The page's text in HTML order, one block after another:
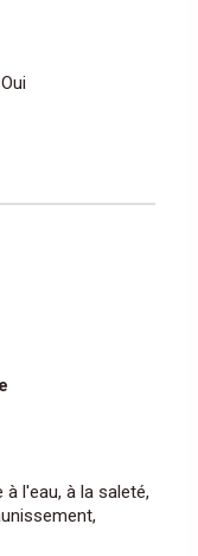
Oui
l'eau, à la saleté,